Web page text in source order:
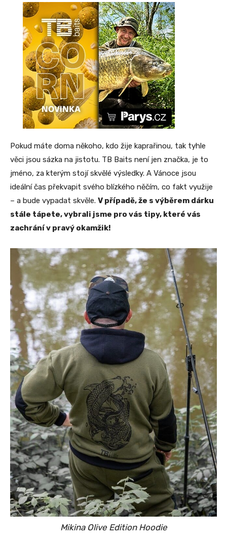
Pokud máte doma někoho, kdo žije kaprařinou, tak tyhle
věci jsou sázka na jistotu. TB Baits není jen značka, je to
jméno, za kterým stojí skvělé výsledky. A Vánoce jsou
ideální čas překvapit svého blízkého něčím, co fakt využije
– a bude vypadat skvěle. V případě, že s výběrem dárku
stále tápete, vybrali jsme pro vás tipy, které vás
zachrání v pravý okamžik!
Mikina Olive Edition Hoodie